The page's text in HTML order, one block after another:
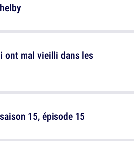
ont mal vieilli dans les
15, épisode 15